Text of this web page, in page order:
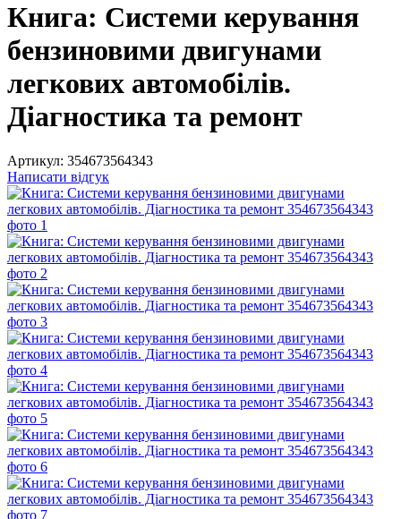
Книга: Системи керування
бензиновими двигунами
легкових автомобілів.
Діагностика та ремонт
Артикул: 354673564343
Написати відгук